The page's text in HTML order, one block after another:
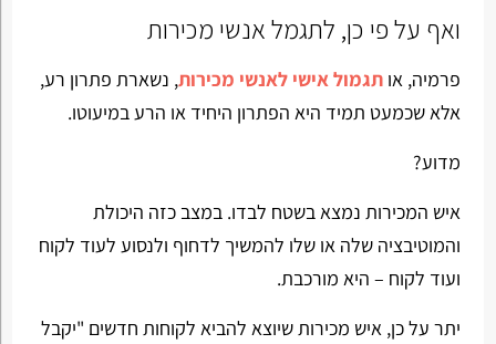
ואף על פי כן, לתגמל אנשי מכירות
פרמיה, או תגמול אישי לאנשי מכירות, נשארת פתרון רע,
אלא שכמעט תמיד היא הפתרון היחיד או הרע במיעוטו.
מדוע?
איש המכירות נמצא בשטח לבדו. במצב כזה היכולת
והמוטיבציה שלה או שלו להמשיך לדחוף ולנסוע לעוד לקוח
ועוד לקוח – היא מורכבת.
יתר על כן, איש מכירות שיוצא להביא לקוחות חדשים "יקבל